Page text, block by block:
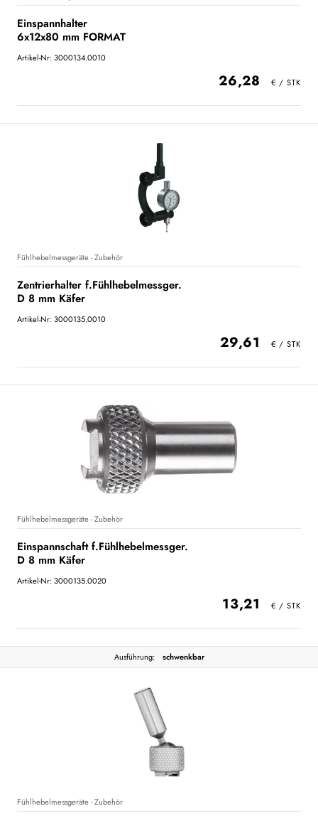
Einspannhalter
6x12x80 mm FORMAT
Artikel-Nr: 3000134.0010
26,28
Fühlhebelmessgeräte - Zubehör
Zentrierhalter f.Fühlhebelmessger.
D 8 mm Käfer
Artikel-Nr: 3000135.0010
29,61
Fühlhebelmessgeräte - Zubehör
Einspannschaft f.Fühlhebelmessger.
D 8 mm Käfer
Artikel-Nr: 3000135.0020
13,21
Ausführung: schwenkbar
Fühlhebelmessgeräte - Zubehör